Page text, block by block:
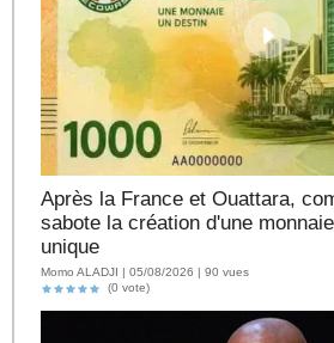
Après la France et Ouattara,
sabote la création d'une
unique
Momo ALADJI | 05/08/2026 | 90 vues
(0 vote)